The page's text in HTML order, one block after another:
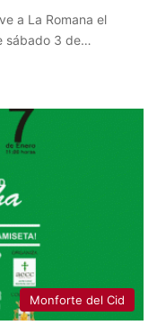
a La Romana el
sábado 3 de…
Monforte del Cid